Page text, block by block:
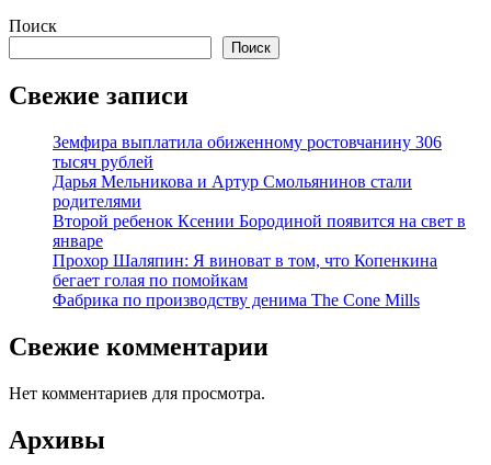
Поиск
Поиск
Свежие записи
Земфира выплатила обиженному ростовчанину 306
тысяч рублей
Дарья Мельникова и Артур Смольянинов стали
родителями
Второй ребенок Ксении Бородиной появится на свет в
январе
Прохор Шаляпин: Я виноват в том, что Копенкина
бегает голая по помойкам
Фабрика по производству денима The Cone Mills
Свежие комментарии
Нет комментариев для просмотра.
Архивы